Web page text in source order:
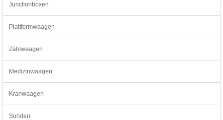
Junctionboxen
Plattformwaagen
Zählwaagen
Medizinwaagen
Kranwaagen
Sonden